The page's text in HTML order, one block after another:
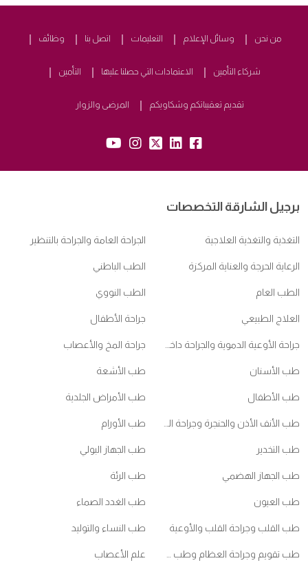
من نحن وسائل الإعلام التعليمات اتصل بنا وظائف
شركاء التأمين الاعتمادات التي حصلنا عليها التأمين
تقديم تعقيباتكم وشكاويكم المرضى والزوار
fb:
lk:
tw:
insta:
yb:
برجيل الشارقة التخصصات
التغذية والتغذية العلاجية الجراحة العامة والجراحة بالتنظير
الرعاية الحرجة والعناية المركزة الطب الباطني
الطب العام الطب النووي
العلاج الطبيعي جراحة الأطفال
جراحة الأوعية الدموية والجراحة داخل الأوعية الدموية جراحة المخ والأعصاب
طب الأسنان طب الأشعة
طب الأطفال طب الأمراض الجلدية
طب الأورام
طب التخدير طب الجهاز البولي
طب الجهاز الهضمي طب الرئة
طب العيون طب الغدد الصماء
طب القلب وجراحة القلب والأوعية طب النساء والتوليد
علم الأعصاب